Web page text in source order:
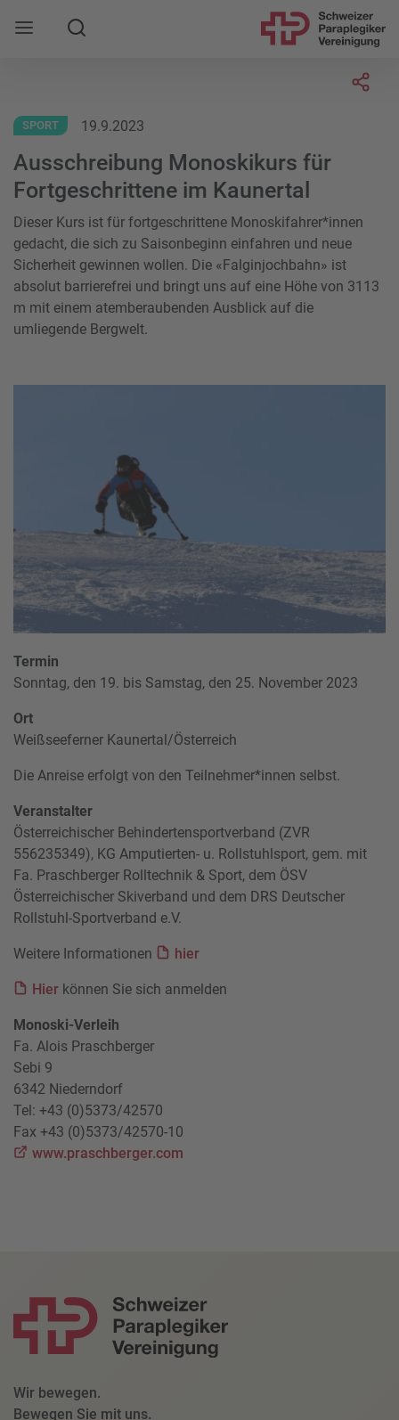
Mobile Navigation öffnen
Suche
SPORT 19.9.2023
Ausschreibung Monoskikurs für
Fortgeschrittene im Kaunertal
Dieser Kurs ist für fortgeschrittene Monoskifahrer*innen
gedacht, die sich zu Saisonbeginn einfahren und neue
Sicherheit gewinnen wollen. Die «Falginjochbahn» ist
absolut barrierefrei und bringt uns auf eine Höhe von 3113
m mit einem atemberaubenden Ausblick auf die
umliegende Bergwelt.
Termin
Sonntag, den 19. bis Samstag, den 25. November 2023
Ort
Weißseeferner Kaunertal/Österreich
Die Anreise erfolgt von den Teilnehmer*innen selbst.
Veranstalter
Österreichischer Behindertensportverband (ZVR
556235349), KG Amputierten- u. Rollstuhlsport, gem. mit
Fa. Praschberger Rolltechnik & Sport, dem ÖSV
Österreichischer Skiverband und dem DRS Deutscher
Rollstuhl-Sportverband e.V.
Weitere Informationen hier
Hier können Sie sich anmelden
Monoski-Verleih
Fa. Alois Praschberger
Sebi 9
6342 Niederndorf
Tel: +43 (0)5373/42570
Fax +43 (0)5373/42570-10
www.praschberger.com
Wir bewegen.
Bewegen Sie mit uns.